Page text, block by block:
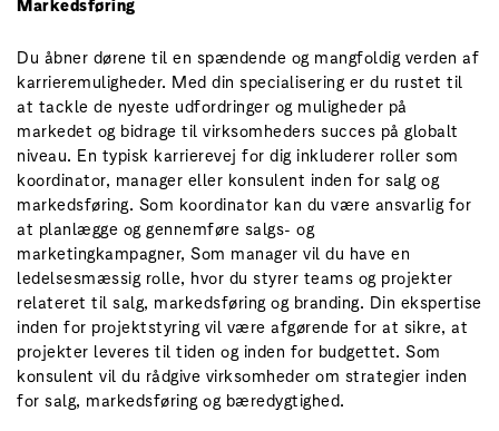
Du åbner dørene til en spændende og mangfoldig verden af
karrieremuligheder. Med din specialisering er du rustet til
at tackle de nyeste udfordringer og muligheder på
markedet og bidrage til virksomheders succes på globalt
niveau. En typisk karrierevej for dig inkluderer roller som
koordinator, manager eller konsulent inden for salg og
markedsføring. Som koordinator kan du være ansvarlig for
at planlægge og gennemføre salgs- og
marketingkampagner, Som manager vil du have en
ledelsesmæssig rolle, hvor du styrer teams og projekter
relateret til salg, markedsføring og branding. Din ekspertise
inden for projektstyring vil være afgørende for at sikre, at
projekter leveres til tiden og inden for budgettet. Som
konsulent vil du rådgive virksomheder om strategier inden
for salg, markedsføring og bæredygtighed.